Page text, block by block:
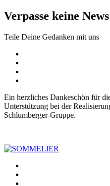
Verpasse keine News
Teile Deine Gedanken mit uns
Ein herzliches Dankeschön für
Unterstützung bei der
Schlumberger-Gruppe.
SOMMELIER
Die interessantesten Weinkellner